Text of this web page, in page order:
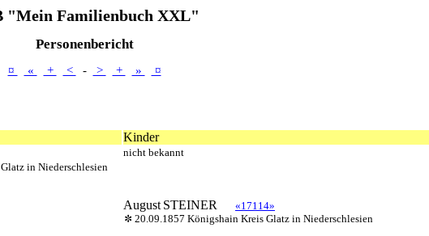
"Mein Familienbuch XXL"
Personenbericht
¤ « + < - > + » ¤
Kinder
in Niederschlesien
nicht bekannt
August STEINER
«17114»
20.09.1857 Königshain Kreis Glatz in Niederschlesien